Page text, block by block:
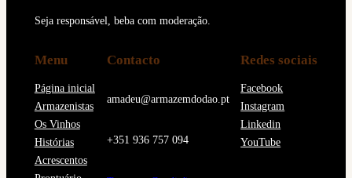
Seja responsável, beba com moderação.
Menu
Página inicial
Armazenistas
Os Vinhos
Histórias
Acrescentos
Contacto
amadeu@armazemdodao.pt
+351 936 757 094
Redes sociais
Facebook
Instagram
Linkedin
YouTube